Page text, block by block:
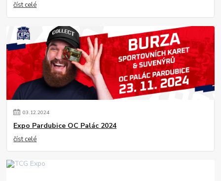
číst celé
03.12.2024
Expo Pardubice OC Palác 2024
číst celé